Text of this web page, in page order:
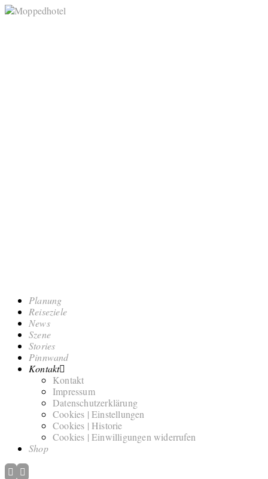
Planung
Reiseziele
News
Szene
Stories
Pinnwand
Kontakt
Kontakt
Impressum
Datenschutzerklärung
Cookies | Einstellungen
Cookies | Historie
Cookies | Einwilligungen widerrufen
Shop